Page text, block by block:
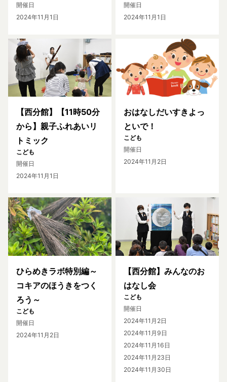
開催日
2024年11月1日
開催日
2024年11月1日
【西分館】【11時50分
から】親子ふれあいリ
トミック
こども
開催日
2024年11月1日
おはなしだいすきよっ
といで！
こども
開催日
2024年11月2日
ひらめきラボ特別編～
コキアのほうきをつく
ろう～
こども
開催日
2024年11月2日
【西分館】みんなのお
はなし会
こども
開催日
2024年11月2日
2024年11月9日
2024年11月16日
2024年11月23日
2024年11月30日